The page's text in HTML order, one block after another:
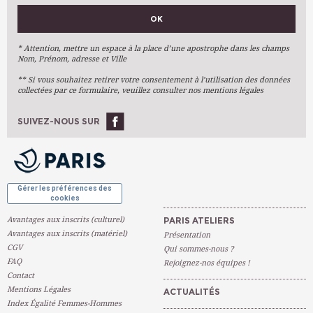
HEURE 14h00 - 17h00
LIEU LE MAROIS (Paris 16ème)
INTERVENANT (E) BOD Filip
PLACES DISPONIBLES Complet
HEURE 13h00 - 16h00
INTERVENANT (E)
PLACES DISPONIBLES
HEURE 14h00 - 17h00
DIDOT 12 (Paris 14ème)
INTERVENANT (E) SOURDILLON Catherine
PLACES DISPONIBLES Complet
VOS PRÉFÉRENCES
Arts Plastiques
Arts Du Texte
Arts Numériques
Ateliers À L'année
OK
* Attention, mettre un espace à la place d’une apostrophe dans les champs
Nom, Prénom, adresse et Ville
** Si vous souhaitez retirer votre consentement à l’utilisation des données
collectées par ce formulaire, veuillez consulter nos mentions légales
SUIVEZ-NOUS SUR
Gérer les préférences des
cookies
Avantages aux inscrits (culturel)
Avantages aux inscrits (matériel)
CGV
FAQ
Contact
Mentions Légales
Index Égalité Femmes-Hommes
PARIS ATELIERS
Présentation
Qui sommes-nous ?
Rejoignez-nos équipes !
ACTUALITÉS